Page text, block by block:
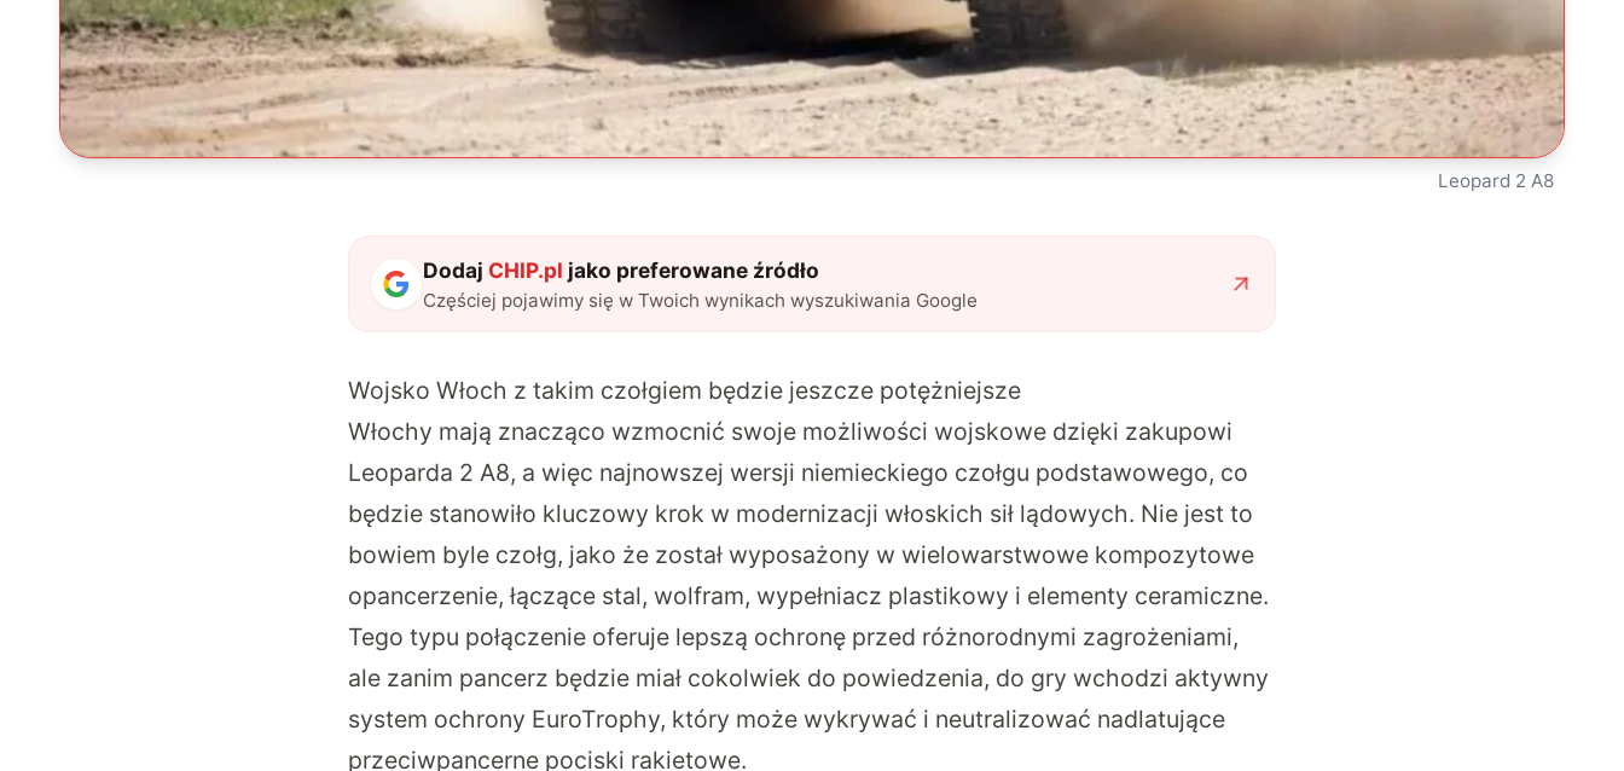
Leopard 2 A8
Dodaj CHIP.pl jako preferowane źródło
Częściej pojawimy się w Twoich wynikach wyszukiwania Google
Wojsko Włoch z takim czołgiem będzie jeszcze potężniejsze
Włochy mają znacząco wzmocnić swoje możliwości wojskowe dzięki zakupowi
Leoparda 2 A8, a więc najnowszej wersji niemieckiego czołgu podstawowego, co
będzie stanowiło kluczowy krok w modernizacji włoskich sił lądowych. Nie jest to
bowiem byle czołg, jako że został wyposażony w wielowarstwowe kompozytowe
opancerzenie, łączące stal, wolfram, wypełniacz plastikowy i elementy ceramiczne.
Tego typu połączenie oferuje lepszą ochronę przed różnorodnymi zagrożeniami,
ale zanim pancerz będzie miał cokolwiek do powiedzenia, do gry wchodzi aktywny
system ochrony EuroTrophy, który może wykrywać i neutralizować nadlatujące
przeciwpancerne pociski rakietowe.